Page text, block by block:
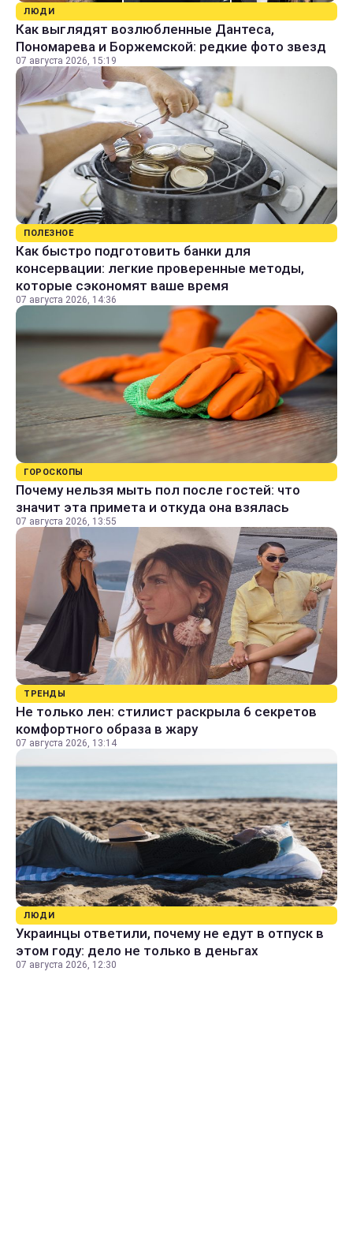
ЛЮДИ
Как выглядят возлюбленные Дантеса,
Пономарева и Боржемской: редкие фото звезд
07 августа 2026, 15:19
ПОЛЕЗНОЕ
Как быстро подготовить банки для
консервации: легкие проверенные методы,
которые сэкономят ваше время
07 августа 2026, 14:36
ГОРОСКОПЫ
Почему нельзя мыть пол после гостей: что
значит эта примета и откуда она взялась
07 августа 2026, 13:55
ТРЕНДЫ
Не только лен: стилист раскрыла 6 секретов
комфортного образа в жару
07 августа 2026, 13:14
ЛЮДИ
Украинцы ответили, почему не едут в отпуск в
этом году: дело не только в деньгах
07 августа 2026, 12:30